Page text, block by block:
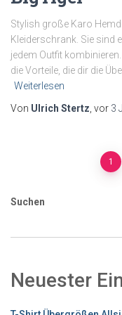
Stylish große Karo
Kleiderschrank. Sie sind
jedem Outfit
die Vorteile, die dir die
Weiterlesen
Von Ulrich Stertz , vor 3
1
Suchen
Neuester